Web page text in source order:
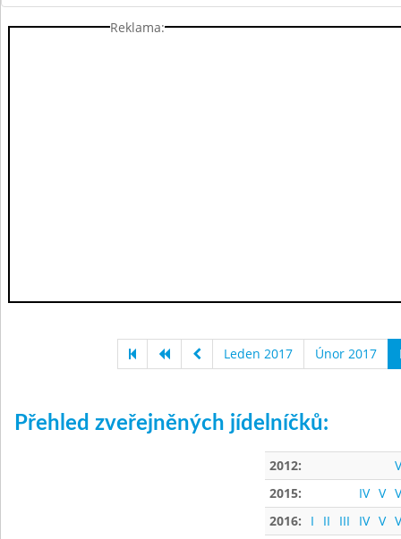
Reklama:
Leden 2017 Únor 2017
Přehled zveřejněných jídelníčků:
2012:
2015:
IV V
2016:
I II III IV V